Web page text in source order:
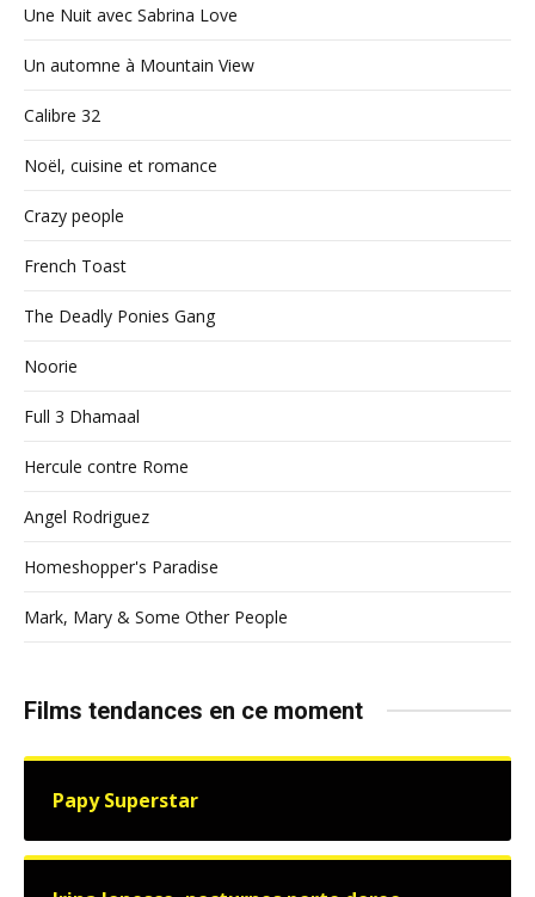
Une Nuit avec Sabrina Love
Un automne à Mountain View
Calibre 32
Noël, cuisine et romance
Crazy people
French Toast
The Deadly Ponies Gang
Noorie
Full 3 Dhamaal
Hercule contre Rome
Angel Rodriguez
Homeshopper's Paradise
Mark, Mary & Some Other People
Films tendances en ce moment
Papy Superstar